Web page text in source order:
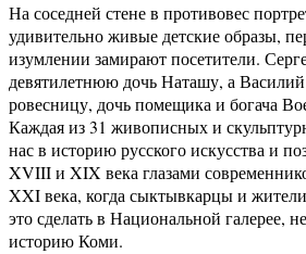
На соседней стене в противовес
удивительно живые детские образы,
изумлении замирают посетители.
девятилетнюю дочь Наташу, а
ровесницу, дочь помещика и богача
Каждая из 31 живописных и
нас в историю русского искусства и
XVIII и XIX века глазами
XXI века, когда сыктывкарцы и
это сделать в Национальной галерее,
историю Коми.